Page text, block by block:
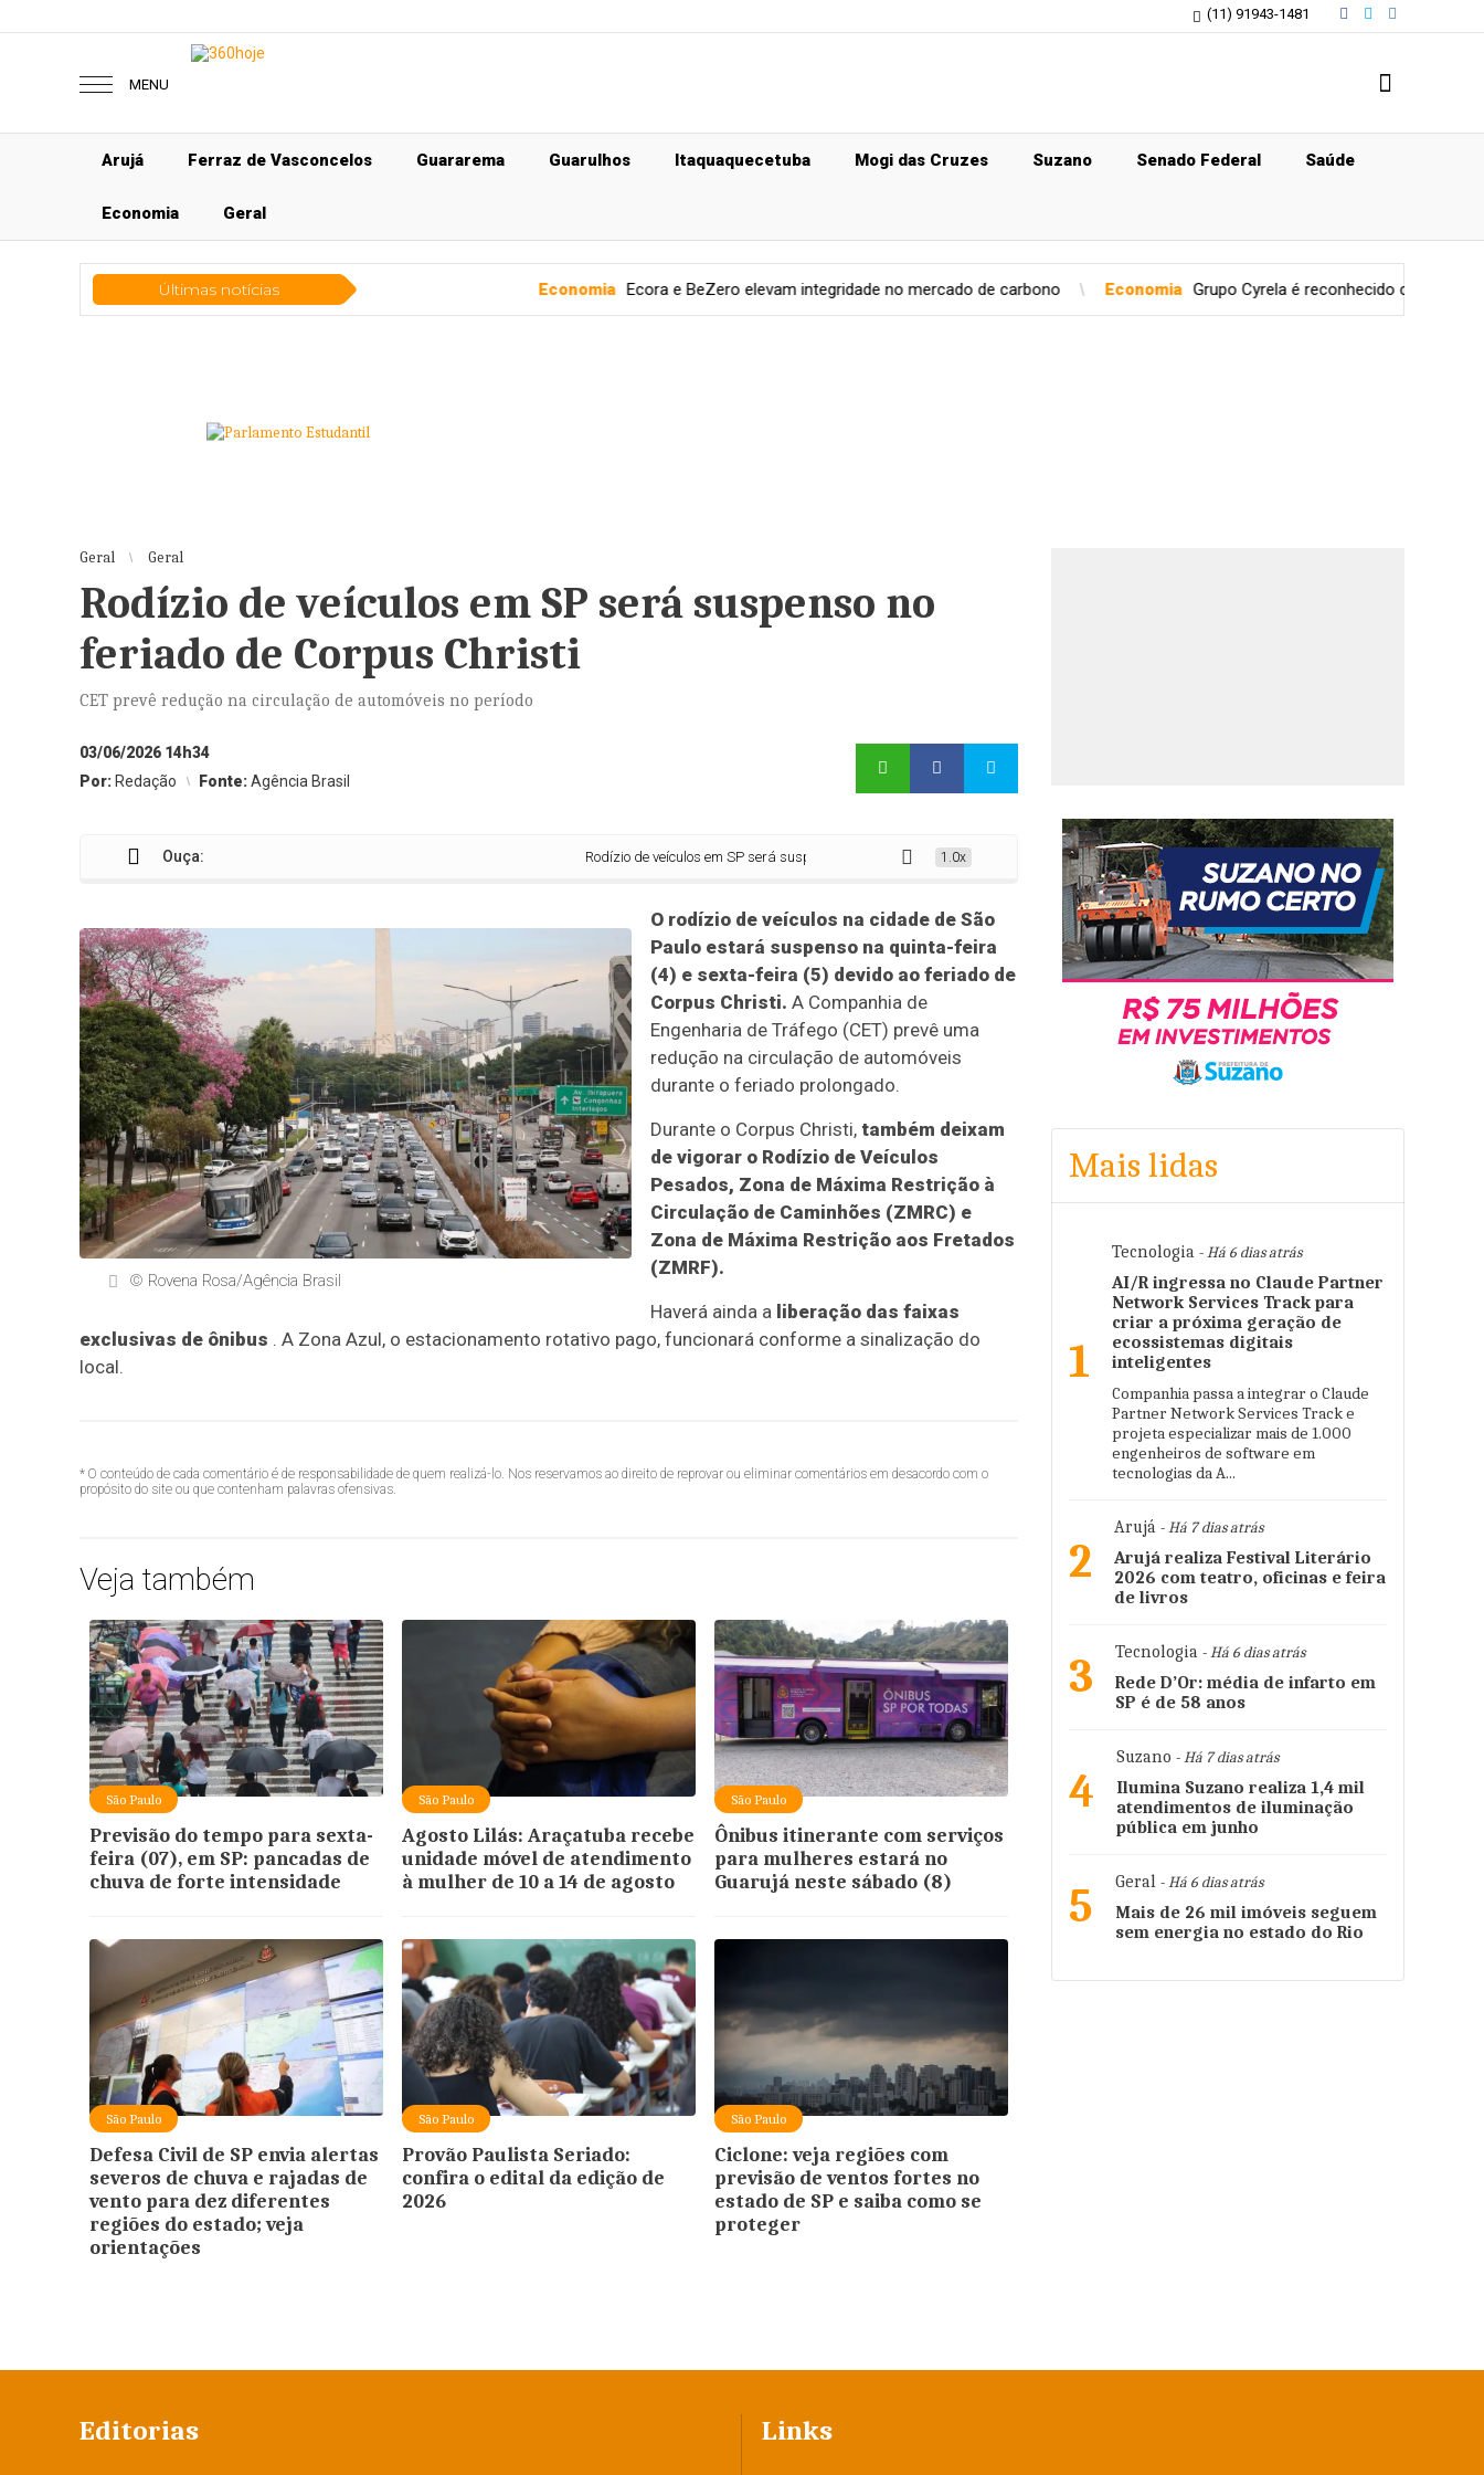
(11) 91943-1481
MENU
Arujá Ferraz de Vasconcelos Guararema Guarulhos Itaquaquecetuba Mogi das Cruzes Suzano Senado Federal Saúde
Economia Geral
Últimas notícias Ecora e BeZero elevam integridade no mercado de carbono Economia Grupo Cyrela é reconhecido como Empresa Pró-
Geral Geral
Rodízio de veículos em SP será suspenso no
feriado de Corpus Christi
CET prevê redução na circulação de automóveis no período
03/06/2026 14h34
Por: Redação Fonte:Agência Brasil
Ouça: Rodízio de veículos em SP será suspenso no feriado de Corpus Christi
1.0x
© Rovena Rosa/Agência Brasil
O rodízio de veículos na cidade de São
Paulo estará suspenso na quinta-feira
(4) e sexta-feira (5) devido ao feriado de
Corpus Christi. A Companhia de
Engenharia de Tráfego (CET) prevê uma
redução na circulação de automóveis
durante o feriado prolongado.
Durante o Corpus Christi, também deixam
de vigorar o Rodízio de Veículos
Pesados, Zona de Máxima Restrição à
Circulação de Caminhões (ZMRC) e
Zona de Máxima Restrição aos Fretados
(ZMRF).
Haverá ainda a liberação das faixas
exclusivas de ônibus . A Zona Azul, o estacionamento rotativo pago, funcionará conforme a sinalização do
local.
* O conteúdo de cada comentário é de responsabilidade de quem realizá-lo. Nos reservamos ao direito de reprovar ou eliminar comentários em desacordo com o
propósito do site ou que contenham palavras ofensivas.
Veja também
São Paulo
Previsão do tempo para sexta-
feira (07), em SP: pancadas de
chuva de forte intensidade
São Paulo
Agosto Lilás: Araçatuba recebe
unidade móvel de atendimento
à mulher de 10 a 14 de agosto
São Paulo
Ônibus itinerante com serviços
para mulheres estará no
Guarujá neste sábado (8)
São Paulo
Defesa Civil de SP envia alertas
severos de chuva e rajadas de
vento para dez diferentes
regiões do estado; veja
orientações
São Paulo
Provão Paulista Seriado:
confira o edital da edição de
2026
São Paulo
Ciclone: veja regiões com
previsão de ventos fortes no
estado de SP e saiba como se
proteger
Mais lidas
1
Tecnologia - Há 6 dias atrás
AI/R ingressa no Claude Partner
Network Services Track para
criar a próxima geração de
ecossistemas digitais
inteligentes
Companhia passa a integrar o Claude
Partner Network Services Track e
projeta especializar mais de 1.000
engenheiros de software em
tecnologias da A...
2
Arujá - Há 7 dias atrás
Arujá realiza Festival Literário
2026 com teatro, oficinas e feira
de livros
3 Tecnologia - Há 6 dias atrás
Rede D’Or: média de infarto em
SP é de 58 anos
4
Suzano - Há 7 dias atrás
Ilumina Suzano realiza 1,4 mil
atendimentos de iluminação
pública em junho
5 Geral - Há 6 dias atrás
Mais de 26 mil imóveis seguem
sem energia no estado do Rio
Editorias Links